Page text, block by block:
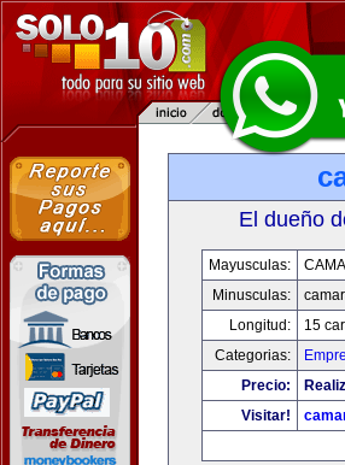
El dueño
Mayusculas:
Minusculas:
Longitud:
15
Categorias:
Precio:
Visitar!